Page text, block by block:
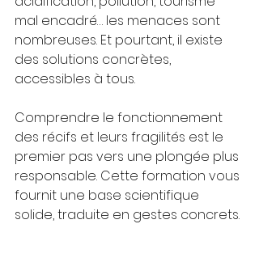
mal encadré… les menaces sont
nombreuses. Et pourtant, il existe
des solutions concrètes,
accessibles à tous.
Comprendre le fonctionnement
des récifs et leurs fragilités est le
premier pas vers une plongée plus
responsable. Cette formation vous
fournit une base scientifique
solide, traduite en gestes concrets.